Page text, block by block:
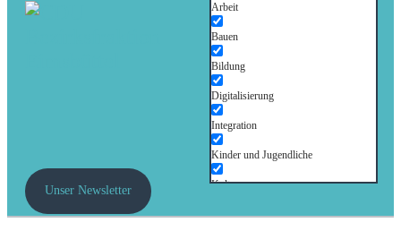
Arbeit
Bauen
Bildung
Digitalisierung
Integration
Kinder und Jugendliche
Kultur
Mobilität
Unser Newsletter